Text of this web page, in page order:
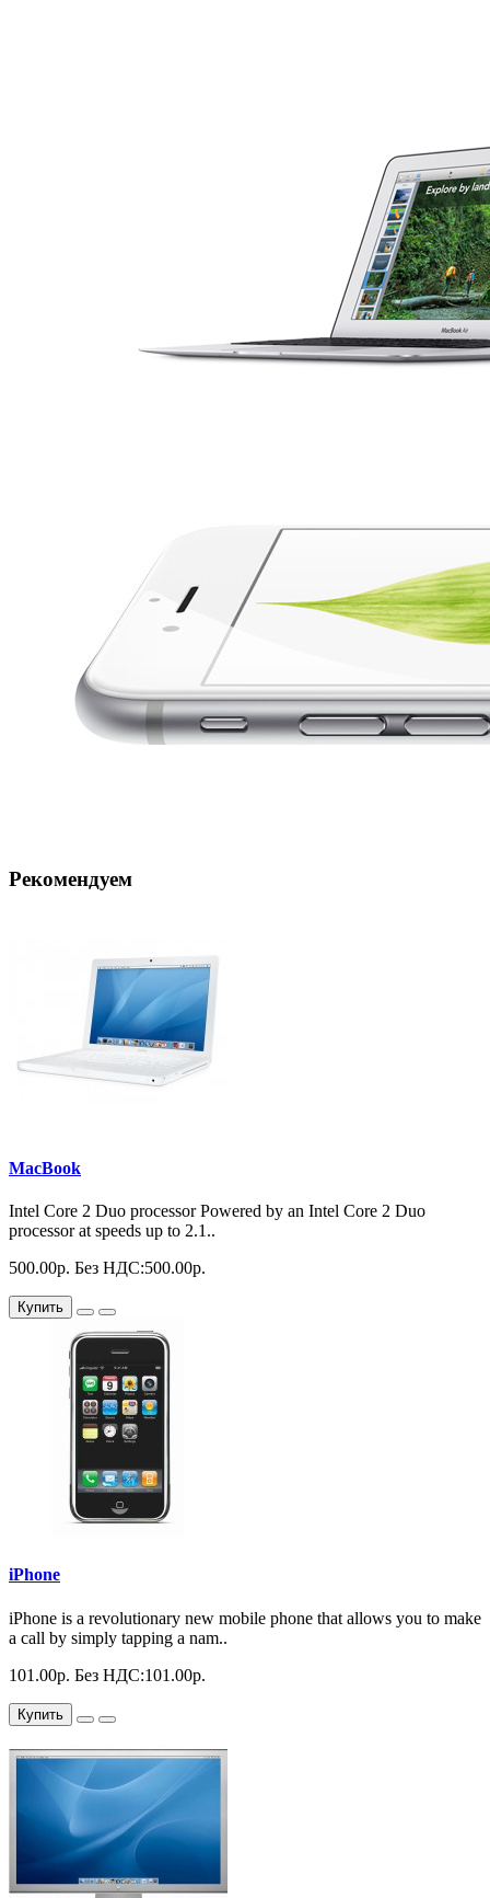
Рекомендуем
MacBook
Intel Core 2 Duo processor Powered by an Intel Core 2 Duo
processor at speeds up to 2.1..
500.00р. Без НДС:500.00р.
Купить
iPhone
iPhone is a revolutionary new mobile phone that allows you to make
a call by simply tapping a nam..
101.00р. Без НДС:101.00р.
Купить